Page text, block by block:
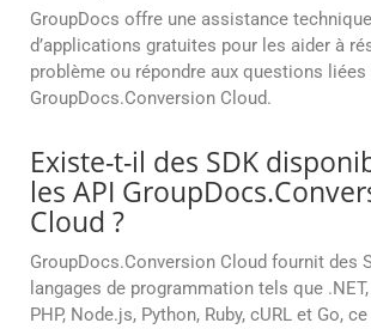
GroupDocs offre une assistance
d’applications gratuites pour les aider à
problème ou répondre aux questions
GroupDocs.Conversion Cloud.
Existe-t-il des SDK
les API
Cloud ?
GroupDocs.Conversion Cloud fournit des
langages de programmation tels que
PHP, Node.js, Python, Ruby, cURL et Go,